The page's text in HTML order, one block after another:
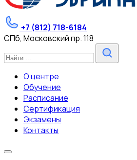
+7 (812) 718-6184
СПб, Московский пр. 118
О центре
Обучение
Расписание
Сертификация
Экзамены
Контакты